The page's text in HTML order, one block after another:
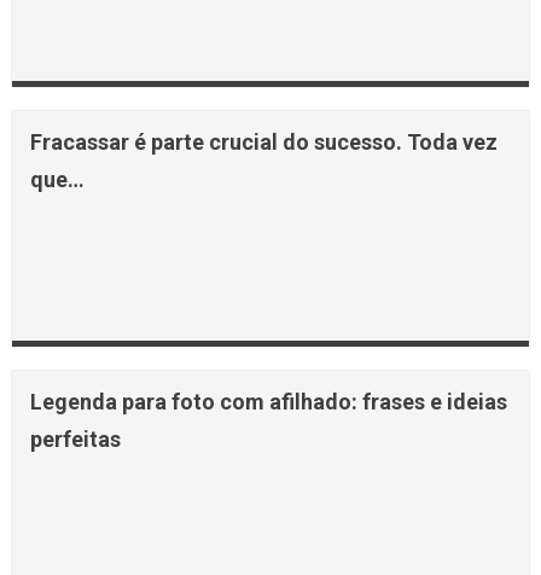
Fracassar é parte crucial do sucesso. Toda vez
que…
Legenda para foto com afilhado: frases e ideias
perfeitas